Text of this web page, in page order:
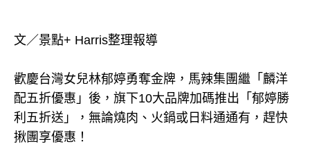
文／景點+ Harris整理報導
歡慶台灣女兒林郁婷勇奪金牌，馬辣集團繼「麟洋
配五折優惠」後，旗下10大品牌加碼推出「郁婷勝
利五折送」，無論燒肉、火鍋或日料通通有，趕快
揪團享優惠！